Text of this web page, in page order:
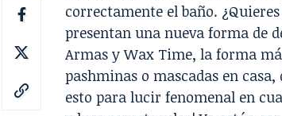
correctamente el baño.
presentan una nueva forma de
Armas yWax Time, la forma
pashminas o mascadas en casa,
esto para lucir fenomenal en